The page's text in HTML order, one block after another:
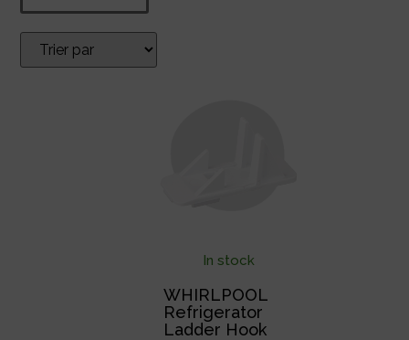
In stock
WHIRLPOOL
Refrigerator
Ladder Hook